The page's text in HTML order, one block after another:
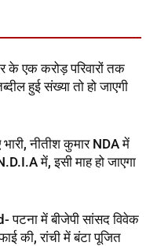
के एक करोड़ परिवारों तक
हुई संख्या तो हो जाएगी
भारी, नीतीश कुमार NDA में
में, इसी माह हो जाएगा
में बीजेपी सांसद विवेक
की, रांची में बंटा पूजित